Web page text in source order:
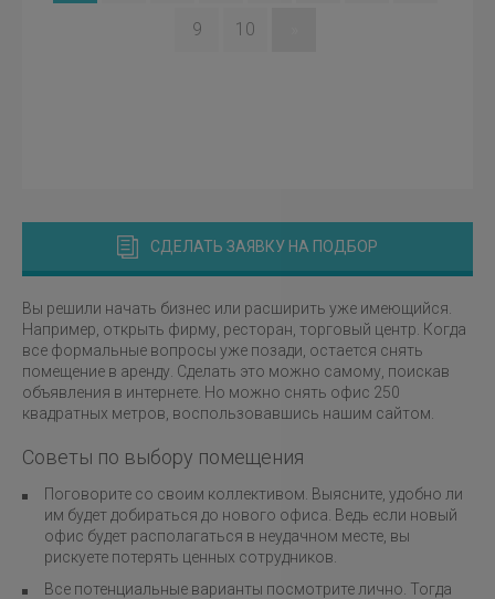
9 10
СДЕЛАТЬ ЗАЯВКУ НА ПОДБОР
Вы решили начать бизнес или расширить уже имеющийся.
Например, открыть фирму, ресторан, торговый центр. Когда
все формальные вопросы уже позади, остается снять
помещение в аренду. Сделать это можно самому, поискав
объявления в интернете. Но можно снять офис 250
квадратных метров, воспользовавшись нашим сайтом.
Советы по выбору помещения
Поговорите со своим коллективом. Выясните, удобно ли
им будет добираться до нового офиса. Ведь если новый
офис будет располагаться в неудачном месте, вы
рискуете потерять ценных сотрудников.
Все потенциальные варианты посмотрите лично. Тогда